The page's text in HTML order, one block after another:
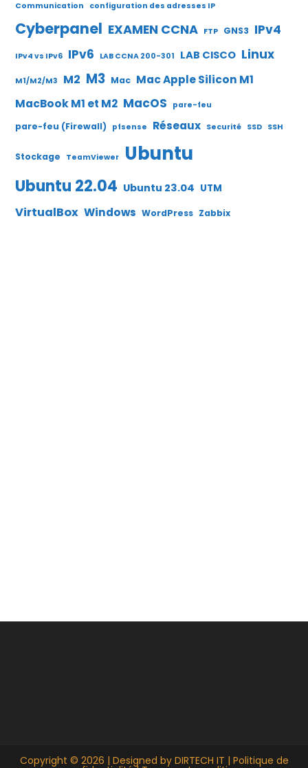
Communication
configuration des adresses IP
Cyberpanel EXAMEN CCNA FTP GNS3 IPv4
IPv4 vs IPv6 IPv6 LAB CCNA 200-301 LAB CISCO Linux
M1/M2/M3 M2 M3 Mac Mac Apple Silicon M1
MacBook M1 et M2 MacOS pare-feu
pare-feu (Firewall) pfsense Réseaux Securité SSD SSH
Stockage TeamViewer Ubuntu
Ubuntu 22.04 Ubuntu 23.04 UTM
VirtualBox Windows WordPress Zabbix
Copyright © 2026 | Designed by DIRTECH IT | Politique de